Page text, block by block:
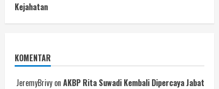
Kejahatan
KOMENTAR
JeremyBrivy on AKBP Rita Suwadi Kembali Dipercaya Jabat